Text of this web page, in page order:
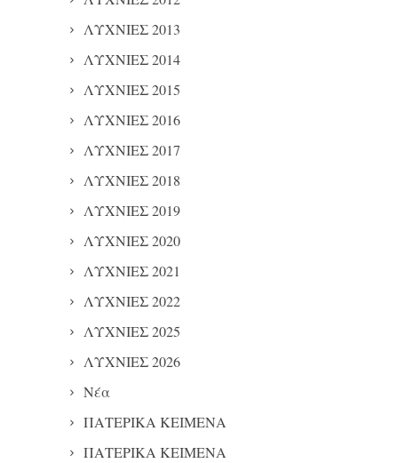
ΛΥΧΝΙΕΣ 2013
ΛΥΧΝΙΕΣ 2014
ΛΥΧΝΙΕΣ 2015
ΛΥΧΝΙΕΣ 2016
ΛΥΧΝΙΕΣ 2017
ΛΥΧΝΙΕΣ 2018
ΛΥΧΝΙΕΣ 2019
ΛΥΧΝΙΕΣ 2020
ΛΥΧΝΙΕΣ 2021
ΛΥΧΝΙΕΣ 2022
ΛΥΧΝΙΕΣ 2025
ΛΥΧΝΙΕΣ 2026
Νέα
ΠΑΤΕΡΙΚΑ ΚΕΙΜΕΝΑ
ΠΑΤΕΡΙΚΑ ΚΕΙΜΕΝΑ